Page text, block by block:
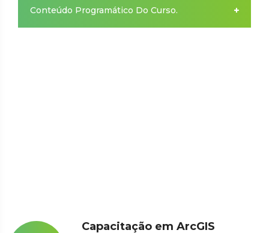
Conteúdo Programático Do Curso.
Capacitação em ArcGIS